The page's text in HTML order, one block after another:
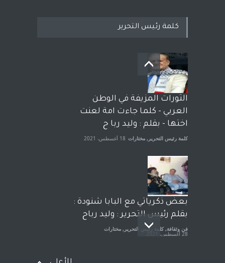
بعد معارك قضائية طاحنة كتب
وترافع فيها بنفسه مرة اخرى..
الشيخ طارق يوسف يقهر
الحكومة الأمريكية ، فأعطوه
الجنسية عن يد وهم صاغرون،
آراء حرة مختارات 7 أبريل، 2023
كلمة رئيس التحرير
الثورات المزيفة في الوطن
العربي - كلما جاءت امة لعنت
اختها - بقلم : وليد ربا ح
كلمة رئيس التحرير , مختارات 18 أغسطس، 2021
بعض ذكرياتي مع البابا شنودة :
بقلم رئيس التحرير : وليد رباح
فن وثقافة, كلمة رئيس التحرير , مختارات
28 أغسطس، 2021